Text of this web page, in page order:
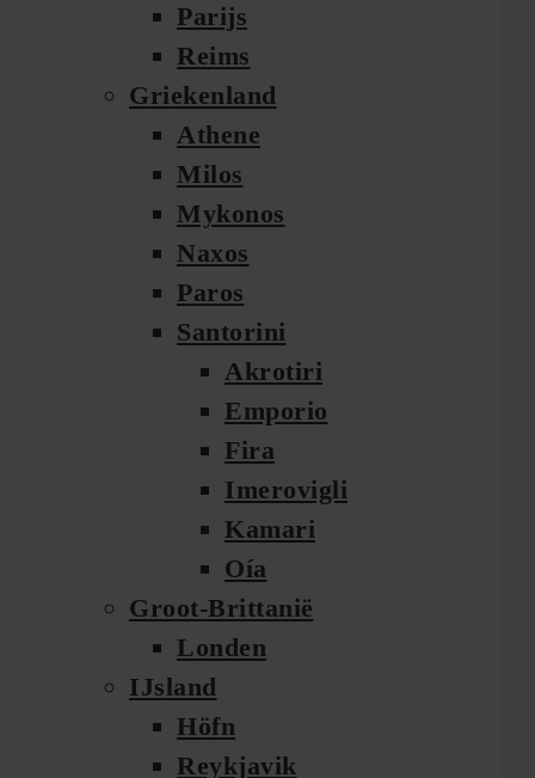
Parijs
Reims
Griekenland
Athene
Milos
Mykonos
Naxos
Paros
Santorini
Akrotiri
Emporio
Fira
Imerovigli
Kamari
Oía
Groot-Brittanië
Londen
IJsland
Höfn
Reykjavik